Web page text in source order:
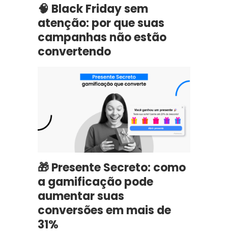
🧠 Black Friday sem
atenção: por que suas
campanhas não estão
convertendo
🎁 Presente Secreto: como
a gamificação pode
aumentar suas
conversões em mais de
31%